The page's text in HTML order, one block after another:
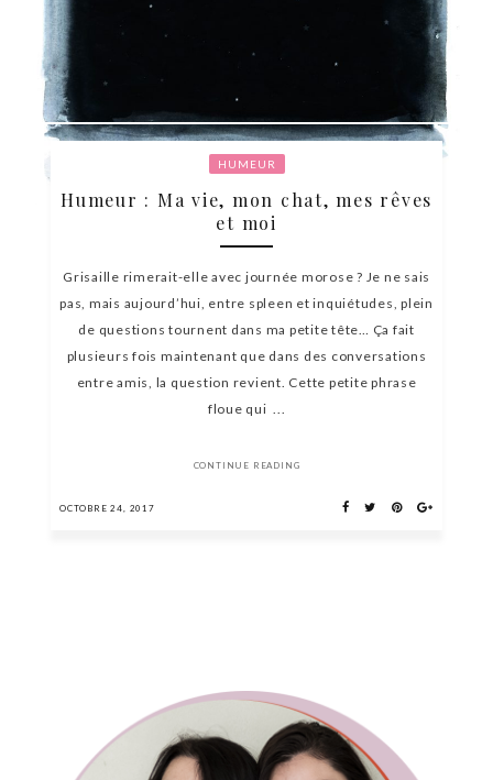
HUMEUR
Humeur : Ma vie, mon chat, mes rêves
et moi
Grisaille rimerait-elle avec journée morose ? Je ne sais
pas, mais aujourd’hui, entre spleen et inquiétudes, plein
de questions tournent dans ma petite tête… Ça fait
plusieurs fois maintenant que dans des conversations
entre amis, la question revient. Cette petite phrase
floue qui ...
CONTINUE READING
OCTOBRE 24, 2017